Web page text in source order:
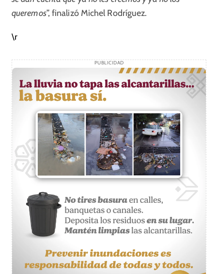
queremos”, finalizó Michel Rodríguez.
\r
PUBLICIDAD